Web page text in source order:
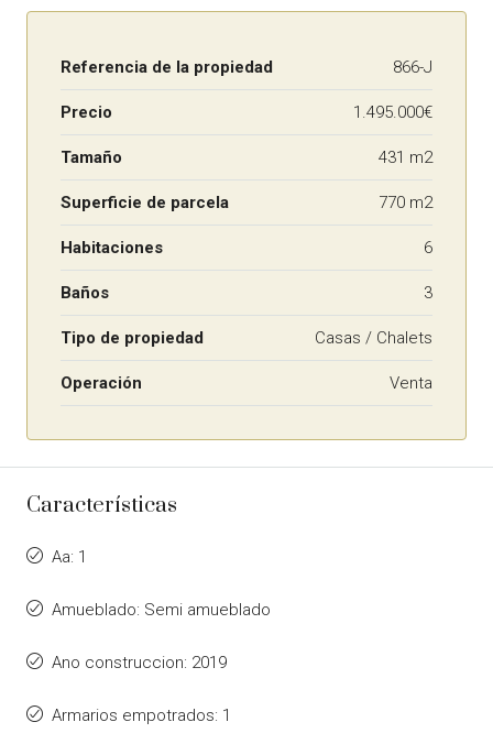
Referencia de la propiedad 866-J
Precio 1.495.000€
Tamaño 431 m2
Superficie de parcela 770 m2
Habitaciones 6
Baños 3
Tipo de propiedad Casas / Chalets
Operación Venta
Características
Aa: 1
Amueblado: Semi amueblado
Ano construccion: 2019
Armarios empotrados: 1